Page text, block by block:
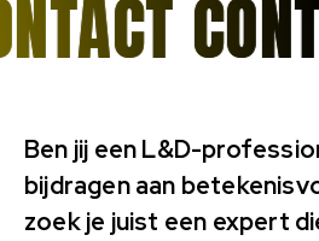
Ben jij een L&D-
bijdragen aan
zoek je juist een expert